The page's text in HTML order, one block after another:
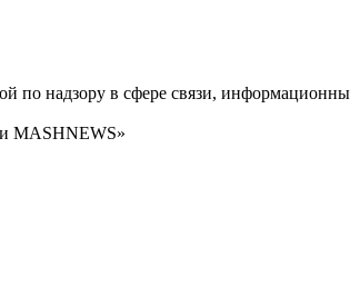
надзору в сфере связи,
MASHNEWS»